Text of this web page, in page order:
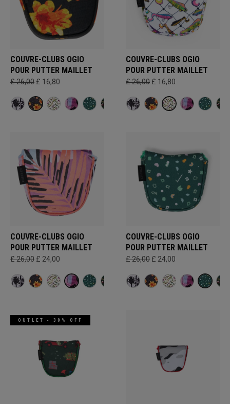
COUVRE-CLUBS OGIO
POUR PUTTER MAILLET
£ 26,00 £ 16,80
COUVRE-CLUBS OGIO
POUR PUTTER MAILLET
£ 26,00 £ 16,80
COUVRE-CLUBS OGIO
POUR PUTTER MAILLET
£ 26,00 £ 24,00
COUVRE-CLUBS OGIO
POUR PUTTER MAILLET
£ 26,00 £ 24,00
OUTLET - 30% OFF